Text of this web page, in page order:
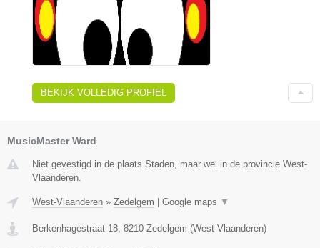
BEKIJK VOLLEDIG PROFIEL
MusicMaster Ward
Niet gevestigd in de plaats Staden, maar wel in de provincie West-
Vlaanderen.
West-Vlaanderen » Zedelgem Google maps ▼
Berkenhagestraat 18 8210 Zedelgem (West-Vlaanderen)